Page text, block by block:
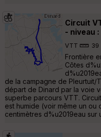
Circuit
- niveau
VTT
Frontière
Côtes
de la campagne de Pleurtuit/
départ de Dinard par la voie
superbe parcours VTT.
est humide (voir même un ou
centimètres d%u2019eau sur